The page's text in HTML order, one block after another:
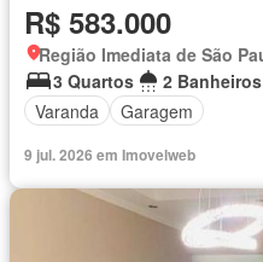
R$ 583.000
3 Quartos
2 Banheiros
Varanda
Garagem
9 jul. 2026 em Imovelweb